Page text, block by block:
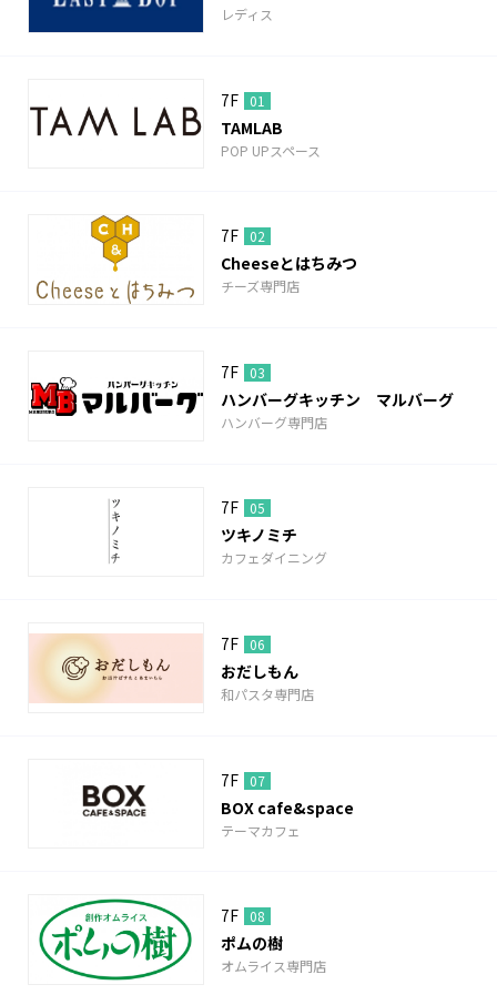
レディス
7F 01
TAMLAB
POP UPスペース
7F 02
Cheeseとはちみつ
チーズ専門店
7F 03
ハンバーグキッチン マルバーグ
ハンバーグ専門店
7F 05
ツキノミチ
カフェダイニング
7F 06
おだしもん
和パスタ専門店
7F 07
BOX cafe&space
テーマカフェ
7F 08
ポムの樹
オムライス専門店